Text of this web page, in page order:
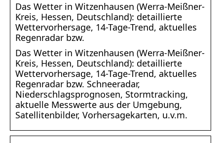
Das Wetter in Witzenhausen (Werra-Meißner-
Kreis, Hessen, Deutschland): detaillierte
Wettervorhersage, 14-Tage-Trend, aktuelles
Regenradar bzw.
Das Wetter in Witzenhausen (Werra-Meißner-
Kreis, Hessen, Deutschland): detaillierte
Wettervorhersage, 14-Tage-Trend, aktuelles
Regenradar bzw. Schneeradar,
Niederschlagsprognosen, Stormtracking,
aktuelle Messwerte aus der Umgebung,
Satellitenbilder, Vorhersagekarten, u.v.m.